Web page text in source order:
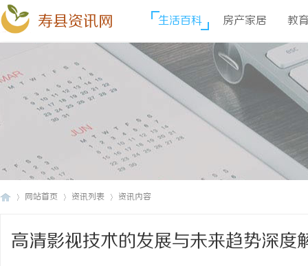
寿县资讯网 生活百科 房产家居 教
网站首页 资讯列表 资讯内容
高清影视技术的发展与未来趋势深度